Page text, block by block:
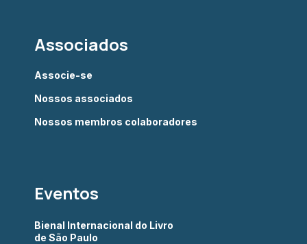
Associados
Associe-se
Nossos associados
Nossos membros colaboradores
Eventos
Bienal Internacional do Livro
de São Paulo